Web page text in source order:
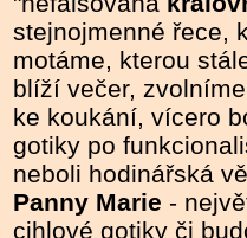
stejnojmenné řece,
motáme, kterou
blíží večer,
ke koukání, vícero
gotiky po
neboli hodinářská
Panny Marie -
cihlové gotiky či